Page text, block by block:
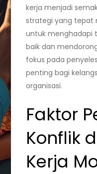
kerja menjadi
strategi yang tepat
untuk menghadapi
baik dan
fokus pada
penting bagi
organisasi.
Faktor
Konflik
Kerja